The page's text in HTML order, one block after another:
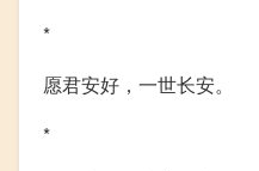
*
愿君安好，一世长安。
*